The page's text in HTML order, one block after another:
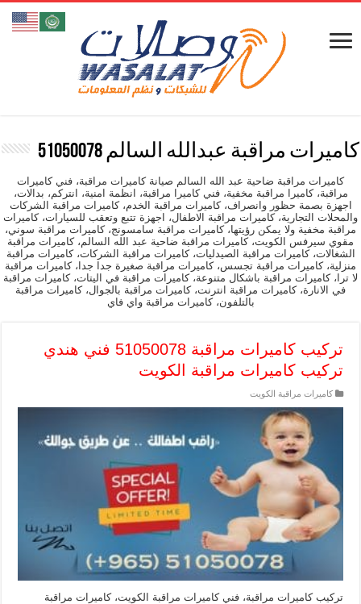
كاميرات مراقبة عبدالله السالم 51050078
كاميرات مراقبة ضاحية عبد الله السالم صيانة كاميرات مراقبة، فني كاميرات
مراقبة، كاميرا مراقبة مخفية، فني كاميرا مراقبة، انظمة امنية، انتركم، بدالات،
اجهزة بصمة حظور وانصراف، كاميرات مراقبة الخدم، كاميرات مراقبة الشركات
والمحلات التجارية، كاميرات مراقبة الاطفال، اجهزة تتبع وتعقب للسيارات، كاميرات
مراقبة مخفية ولا يمكن رؤيتها، كاميرات مراقبة سامسونج، كاميرات مراقبة سوني،
مقوي سيرفس الكويت، كاميرات مراقبة ضاحية عبد الله السالم، كاميرات مراقبة
الشغالات، كاميرات مراقبة الصيدليات، كاميرات مراقبة الشركات، كاميرات مراقبة
منزلية، كاميرات مراقبة تجسس، كاميرات مراقبة صغيرة جدا جدا، كاميرات مراقبة
لا ترا، كاميرات مراقبة باشكال متنوعة، كاميرات مراقبة في اليتات، كاميرات مراقبة
في الانارة، كاميرات مراقبة انترنت، كاميرات مراقبة بالجوال، كاميرات مراقبة
بالتلفون، كاميرات مراقبة واي فاي
تركيب كاميرات مراقبة 51050078 فني هندي
تركيب كاميرات مراقبة الكويت
كاميرات مراقبة الكويت
تركيب كاميرات مراقبة، فني كاميرات مراقبة الكويت، كاميرات مراقبة